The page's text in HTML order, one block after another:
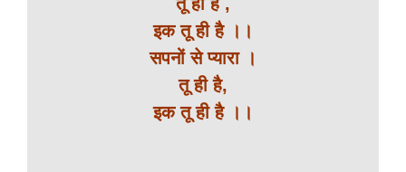
इक तू ही है ।।
सपनों से प्यारा ।
तू ही है,
इक तू ही है ।।